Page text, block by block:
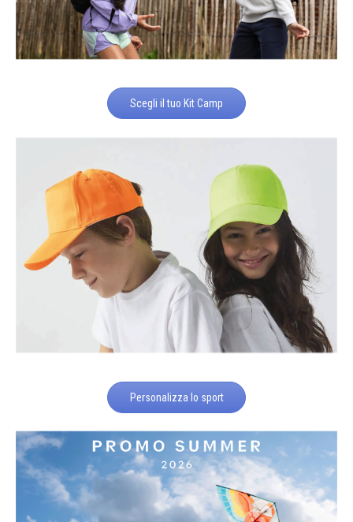
Scegli il tuo Kit Camp
Personalizza lo sport